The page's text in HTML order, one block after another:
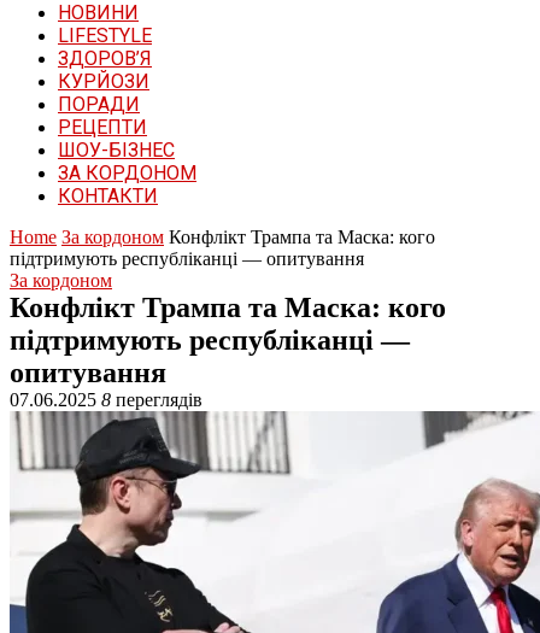
НОВИНИ
LIFESTYLE
ЗДОРОВ’Я
КУРЙОЗИ
ПОРАДИ
РЕЦЕПТИ
ШОУ-БІЗНЕС
ЗА КОРДОНОМ
КОНТАКТИ
Home За кордоном Конфлікт Трампа та Маска: кого
підтримують республіканці — опитування
За кордоном
Конфлікт Трампа та Маска: кого
підтримують республіканці —
опитування
07.06.2025 8 переглядів